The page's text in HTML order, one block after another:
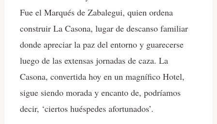
Fue el Marqués de Zabalegui, quien ordena
construir La Casona, lugar de descanso familiar
donde apreciar la paz del entorno y guarecerse
luego de las extensas jornadas de caza. La
Casona, convertida hoy en un magnífico Hotel,
sigue siendo morada y encanto de, podríamos
decir, ‘ciertos huéspedes afortunados’.